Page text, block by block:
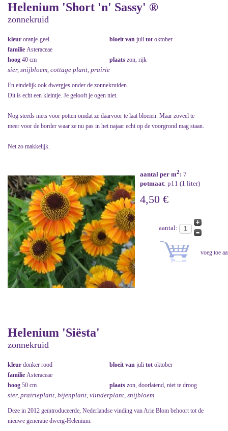
Helenium 'Short 'n' Sassy' ®
zonnekruid
kleur oranje-geel bloeit van juli tot oktober
familie Asteraceae
hoog 40 cm plaats zon, rijk
sier, snijbloem, cottage plant, prairie
En eindelijk ook dwergjes onder de zonnekruiden.
Dit is echt een kleintje. Je gelooft je ogen niet.
Nog steeds niets voor potten omdat ze daarvoor te laat bloeien. Maar zoveel te
meer voor de border waar ze nu pas in het najaar echt op de voorgrond mag staan.
Net zo makkelijk.
aantal per m2: 7
potmaat: p11 (1 liter)
4,50 €
aantal:
Helenium 'Siësta'
zonnekruid
kleur donker rood bloeit van juli tot oktober
familie Asteraceae
hoog 50 cm plaats zon, doorlatend, niet te droog
sier, prairieplant, bijenplant, vlinderplant, snijbloem
Deze in 2012 geïntroduceerde, Nederlandse vinding van Arie Blom behoort tot de
nieuwe generatie dwerg-Helenium.